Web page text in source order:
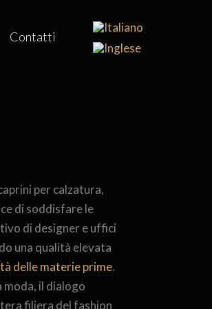
Contatti
per calzatura,
di soddisfare le
di designer e uffici
una qualità elevata
delle materie prime.
moda, il dialogo
filiera del fashion